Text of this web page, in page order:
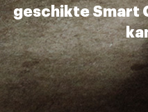
geschikte Smart